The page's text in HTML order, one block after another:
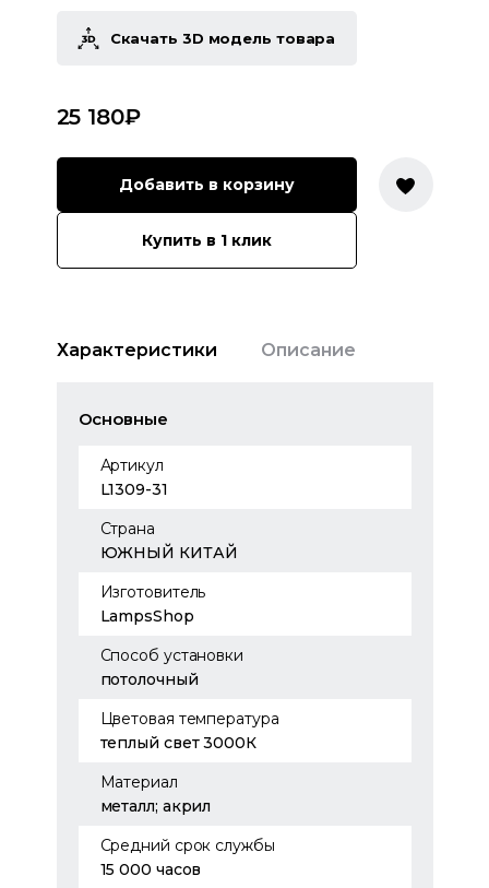
Скачать 3D модель товара
25 180₽
Добавить в корзину
Купить в 1 клик
Характеристики Описание
Основные
Артикул
L1309-31
Страна
ЮЖНЫЙ КИТАЙ
Изготовитель
LampsShop
Способ установки
потолочный
Цветовая температура
теплый свет 3000К
Материал
металл; акрил
Средний срок службы
15 000 часов